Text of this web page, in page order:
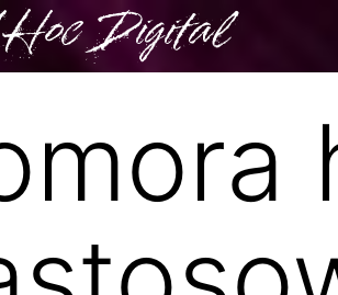
Digital